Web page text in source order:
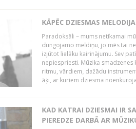
KĀPĒC DZIESMAS
Paradoksāli – mums netīkamai
dungojamo meldiņu, jo mēs tai
izjūtot lielāku kairinājumu. Sev
nepiespriesti. Mūzika
ritmu, vārdiem, dažādu
āķi, ar kuriem dziesma
KAD KATRAI DZIESMAI IR
PIEREDZE DARBĀ AR